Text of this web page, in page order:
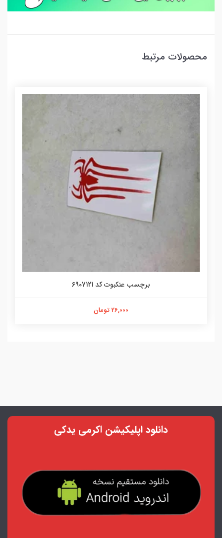
محصولات مرتبط
برچسب عنکبوت کد 6907121
26,000 تومان
دانلود اپلیکیشن اکرمی یدکی